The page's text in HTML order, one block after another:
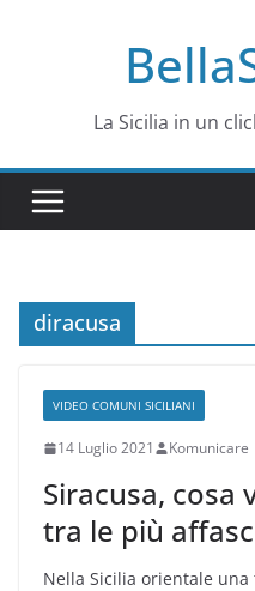
La Sicilia in un
diracusa
VIDEO COMUNI SICILIANI
14 Luglio 2021 Komunicare
Siracusa, cosa
tra le più
Nella Sicilia orientale